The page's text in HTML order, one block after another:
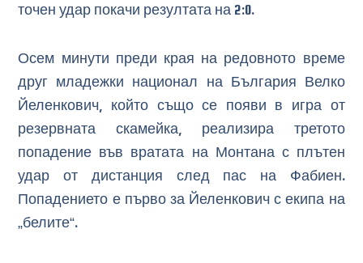
точен удар покачи резултата на 2:0.
Осем минути преди края на редовното време
друг младежки национал на България Велко
Йеленкович, който също се появи в игра от
резервната скамейка, реализира третото
попадение във вратата на Монтана с плътен
удар от дистанция след пас на Фабиен.
Попадението е първо за Йеленкович с екипа на
„белите“.